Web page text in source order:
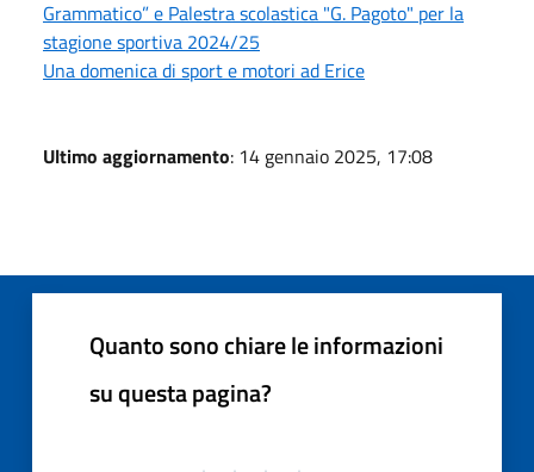
Grammatico” e Palestra scolastica "G. Pagoto" per la
stagione sportiva 2024/25
Una domenica di sport e motori ad Erice
Ultimo aggiornamento: 14 gennaio 2025, 17:08
Quanto sono chiare le informazioni
su questa pagina?